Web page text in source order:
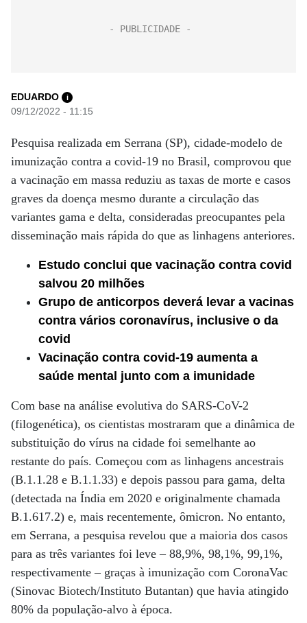
EDUARDO i
09/12/2022 - 11:15
Pesquisa realizada em Serrana (SP), cidade-modelo de
imunização contra a covid-19 no Brasil, comprovou que
a vacinação em massa reduziu as taxas de morte e casos
graves da doença mesmo durante a circulação das
variantes gama e delta, consideradas preocupantes pela
disseminação mais rápida do que as linhagens anteriores.
Estudo conclui que vacinação contra covid
salvou 20 milhões
Grupo de anticorpos deverá levar a vacinas
contra vários coronavírus, inclusive o da
covid
Vacinação contra covid-19 aumenta a
saúde mental junto com a imunidade
Com base na análise evolutiva do SARS-CoV-2
(filogenética), os cientistas mostraram que a dinâmica de
substituição do vírus na cidade foi semelhante ao
restante do país. Começou com as linhagens ancestrais
(B.1.1.28 e B.1.1.33) e depois passou para gama, delta
(detectada na Índia em 2020 e originalmente chamada
B.1.617.2) e, mais recentemente, ômicron. No entanto,
em Serrana, a pesquisa revelou que a maioria dos casos
para as três variantes foi leve – 88,9%, 98,1%, 99,1%,
respectivamente – graças à imunização com CoronaVac
(Sinovac Biotech/Instituto Butantan) que havia atingido
80% da população-alvo à época.